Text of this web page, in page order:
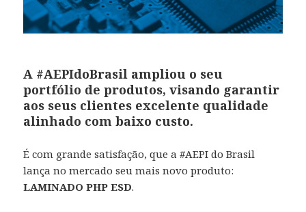
A #AEPIdoBrasil ampliou o seu
portfólio de produtos, visando garantir
aos seus clientes excelente qualidade
alinhado com baixo custo.
É com grande satisfação, que a #AEPI do Brasil
lança no mercado seu mais novo produto:
LAMINADO PHP ESD.